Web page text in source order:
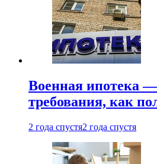
Военная ипотека —
требования, как
2 года спустя2 года спустя